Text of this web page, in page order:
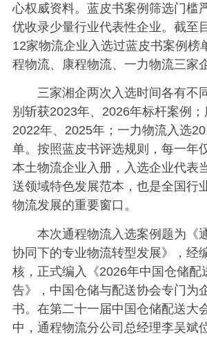
心权威资料。蓝皮书案例筛选门槛
优收录少量行业代表性企业。截至
12家物流企业入选过蓝皮书案例榜
程物流、康程物流、一力物流三家
三家湘企两次入选时间各有不
别斩获2023年、2026年标杆案例
2022年、2025年；一力物流入选
单。按照蓝皮书评选规则，每一年
本土物流企业入册，入选企业代表
送领域特色发展范本，也是全国行
物流发展的重要窗口。
本次通程物流入选案例题为《
协同下的专业物流转型发展》，经
核，正式编入《2026年中国仓储配
告》，中国仓储与配送协会专门为
书。在第二十一届中国仓储配送大
中，通程物流分公司总经理李吴斌